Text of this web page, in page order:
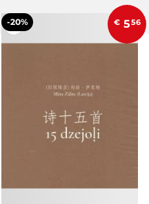
-20% € 556